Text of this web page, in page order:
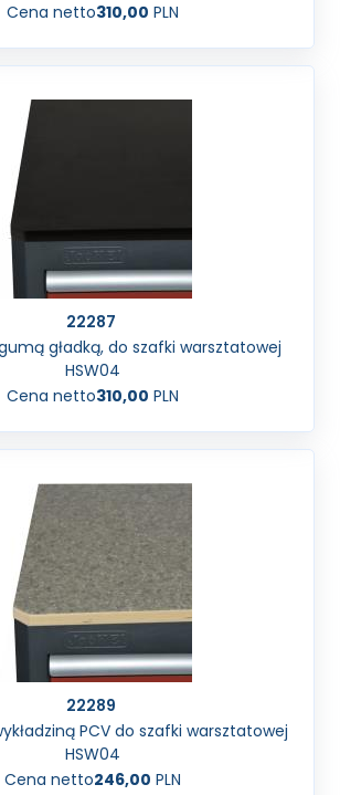
Cena netto310,00 PLN
22287
gładką, do szafki warsztatowej
HSW04
Cena netto310,00 PLN
22289
PCV do szafki warsztatowej
HSW04
Cena netto246,00 PLN